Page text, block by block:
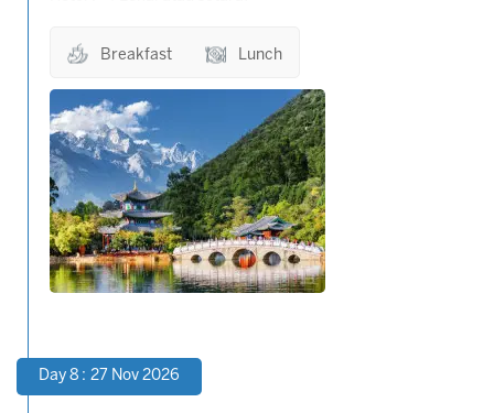
Breakfast Lunch
Day 8 : 27 Nov 2026